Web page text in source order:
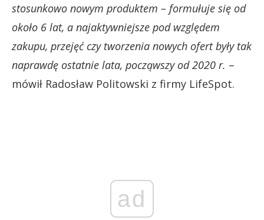
stosunkowo nowym produktem – formułuje się od
około 6 lat, a najaktywniejsze pod względem
zakupu, przejęć czy tworzenia nowych ofert były tak
naprawdę ostatnie lata, począwszy od 2020 r. –
mówił Radosław Politowski z firmy LifeSpot.
ad